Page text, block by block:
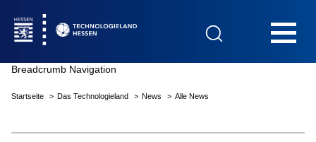
Breadcrumb Navigation
Startseite Das Technologieland News Alle News